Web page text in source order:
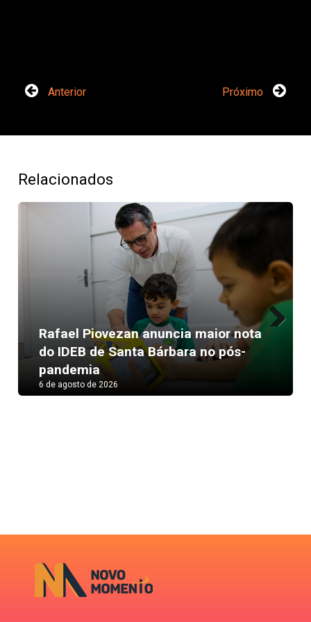
Anterior Próximo
Relacionados
Rafael Piovezan anuncia maior nota
do IDEB de Santa Bárbara no pós-
pandemia
6 de agosto de 2026